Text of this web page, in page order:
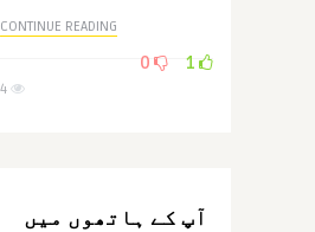
CONTINUE READING
124
آپ کے ہاتھوں میں